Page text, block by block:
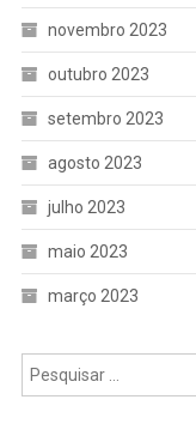
novembro 2023
outubro 2023
setembro 2023
agosto 2023
julho 2023
maio 2023
março 2023